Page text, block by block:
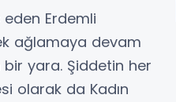
eden Erdemli
ağlamaya devam
yara. Şiddetin her
olarak da Kadın